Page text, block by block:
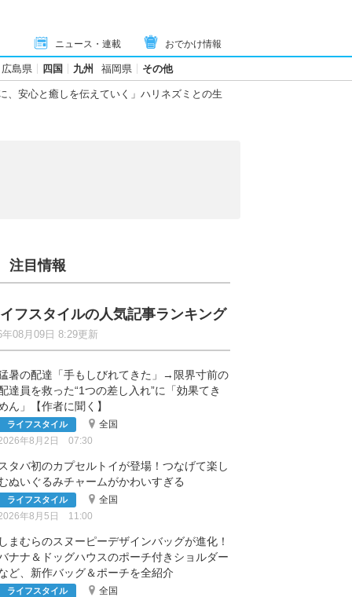
ニュース・連載 おでかけ情報
広島県 四国 九州 福岡県 その他
安心と癒しを伝えていく」ハリネズミとの生
注目情報
フスタイルの人気記事ランキング
年08月09日 8:29更新
暑の配達「手もしびれてきた」→限界寸前の
達員を救った“1つの差し入れ”に「効果てき
ん」【作者に聞く】
ライフスタイル
全国
年8月2日 07:30
タバ初のカプセルトイが登場！つなげて楽し
ぬいぐるみチャームがかわいすぎる
ライフスタイル
全国
年8月5日 11:00
まむらのスヌーピーデザインバッグが進化！
ナナ＆ドッグハウスのポーチ付きショルダー
ど、新作バッグ＆ポーチを全紹介
ライフスタイル
全国